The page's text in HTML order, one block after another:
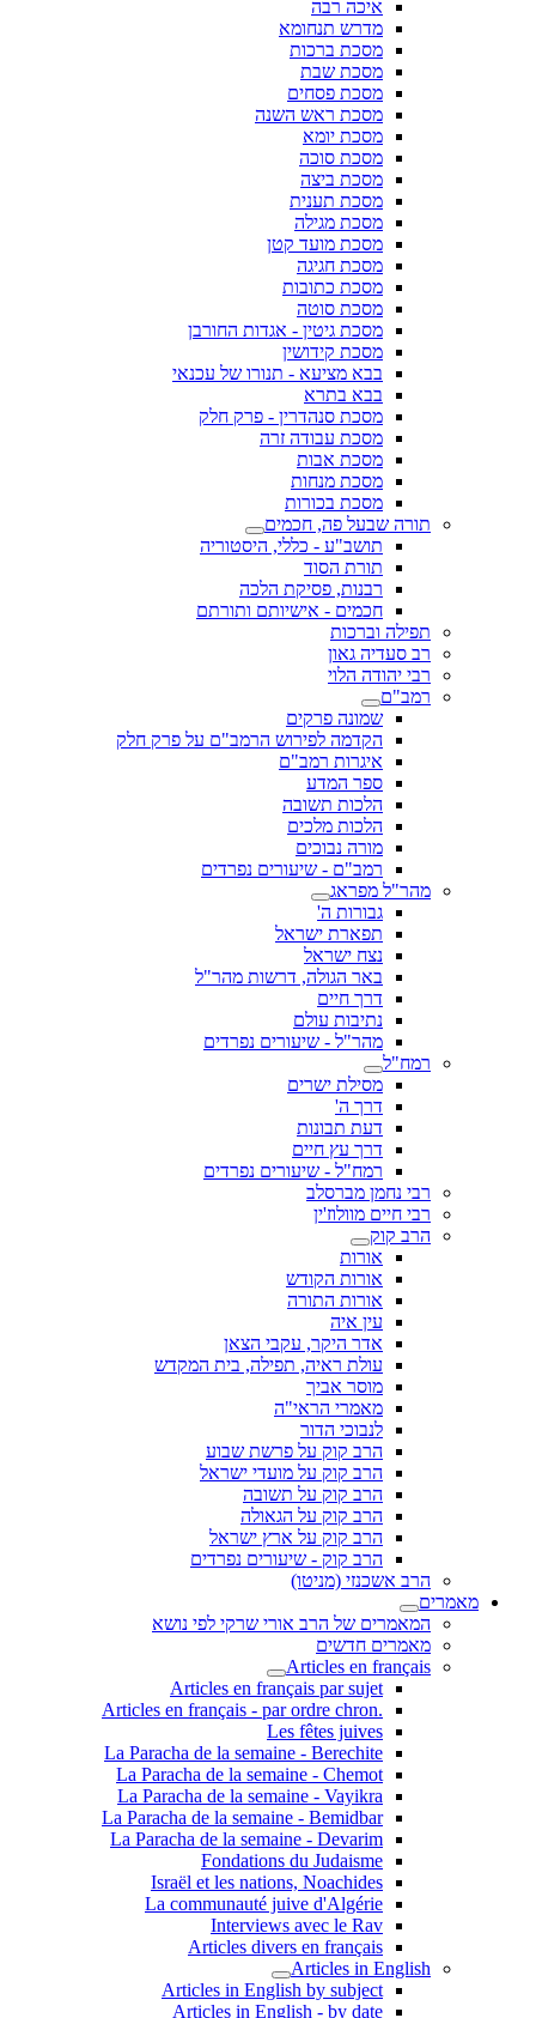
איכה רבה
מדרש תנחומא
מסכת ברכות
מסכת שבת
מסכת פסחים
מסכת ראש השנה
מסכת יומא
מסכת סוכה
מסכת ביצה
מסכת תענית
מסכת מגילה
מסכת מועד קטן
מסכת חגיגה
מסכת כתובות
מסכת סוטה
מסכת גיטין - אגדות החורבן
מסכת קידושין
בבא מציעא - תנורו של עכנאי
בבא בתרא
מסכת סנהדרין - פרק חלק
מסכת עבודה זרה
מסכת אבות
מסכת מנחות
מסכת בכורות
תורה שבעל פה, חכמים
תושב"ע - כללי, היסטוריה
תורת הסוד
רבנות, פסיקת הלכה
חכמים - אישיותם ותורתם
תפילה וברכות
רב סעדיה גאון
רבי יהודה הלוי
רמב"ם
שמונה פרקים
הקדמה לפירוש הרמב"ם על פרק חלק
איגרות רמב"ם
ספר המדע
הלכות תשובה
הלכות מלכים
מורה נבוכים
רמב"ם - שיעורים נפרדים
מהר"ל מפראג
גבורות ה'
תפארת ישראל
נצח ישראל
באר הגולה, דרשות מהר"ל
דרך חיים
נתיבות עולם
מהר"ל - שיעורים נפרדים
רמח"ל
מסילת ישרים
דרך ה'
דעת תבונות
דרך עץ חיים
רמח"ל - שיעורים נפרדים
רבי נחמן מברסלב
רבי חיים מוולוז'ין
הרב קוק
אורות
אורות הקודש
אורות התורה
עין איה
אדר היקר, עקבי הצאן
עולת ראיה, תפילה, בית המקדש
מוסר אביך
מאמרי הראי"ה
לנבוכי הדור
הרב קוק על פרשת שבוע
הרב קוק על מועדי ישראל
הרב קוק על תשובה
הרב קוק על הגאולה
הרב קוק על ארץ ישראל
הרב קוק - שיעורים נפרדים
הרב אשכנזי (מניטו)
מאמרים
המאמרים של הרב אורי שרקי לפי נושא
מאמרים חדשים
Articles en français
Articles en français par sujet
.Articles en français - par ordre chron
Les fêtes juives
La Paracha de la semaine - Berechite
La Paracha de la semaine - Chemot
La Paracha de la semaine - Vayikra
La Paracha de la semaine - Bemidbar
La Paracha de la semaine - Devarim
Fondations du Judaisme
Israël et les nations, Noachides
La communauté juive d'Algérie
Interviews avec le Rav
Articles divers en français
Articles in English
Articles in English by subject
Articles in English - by date